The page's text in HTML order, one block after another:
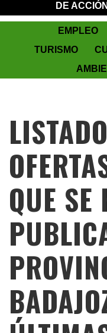
DE
EMPLEO
TURISMO
QUE SE